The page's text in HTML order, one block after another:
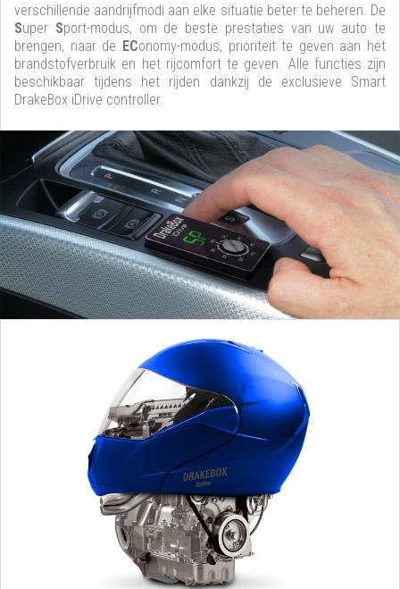
verschillende aandrijfmodi aan elke situatie beter te beheren. De
Super Sport-modus, om de beste prestaties van uw auto te
brengen, naar de EConomy-modus, prioriteit te geven aan het
brandstofverbruik en het rijcomfort te geven. Alle functies zijn
beschikbaar tijdens het rijden dankzij de exclusieve Smart
DrakeBox iDrive controller.